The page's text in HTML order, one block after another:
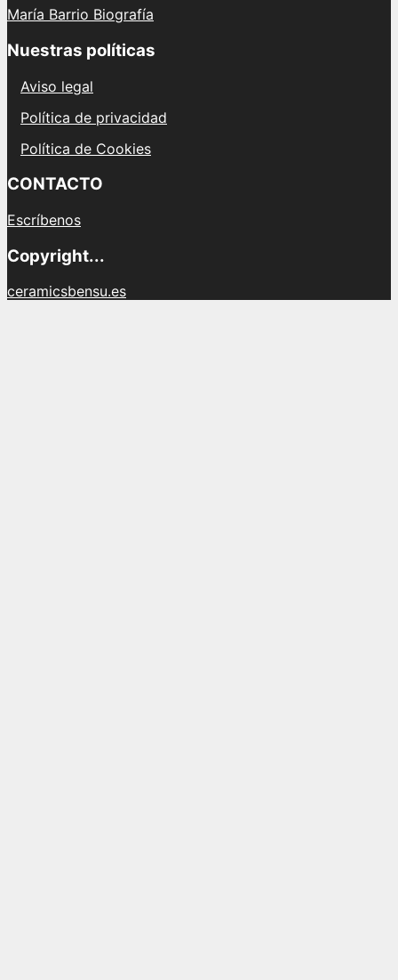
María Barrio Biografía
Nuestras políticas
Aviso legal
Política de privacidad
Política de Cookies
CONTACTO
Escríbenos
Copyright...
ceramicsbensu.es